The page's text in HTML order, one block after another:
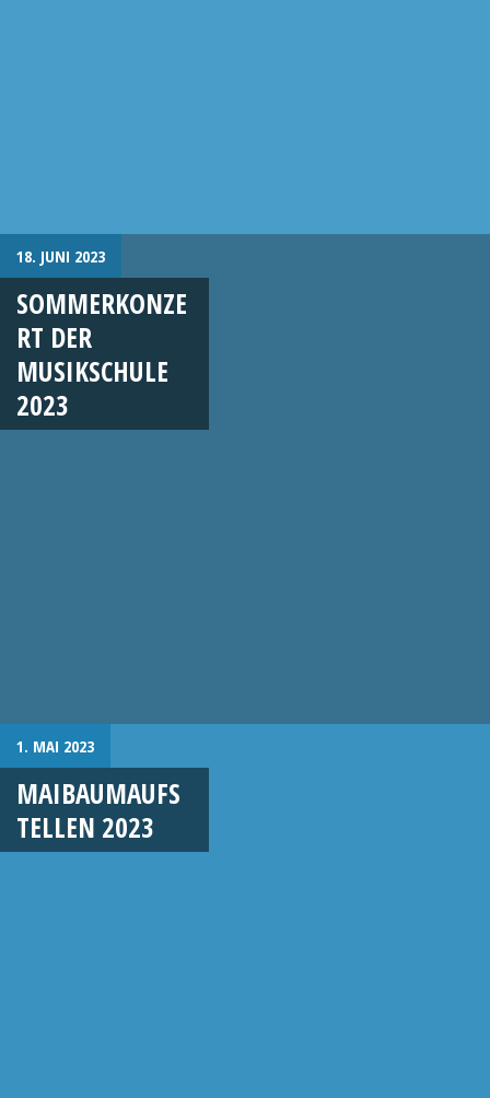
18. JUNI 2023
SOMMERKONZE
RT DER
MUSIKSCHULE
2023
1. MAI 2023
MAIBAUMAUFS
TELLEN 2023